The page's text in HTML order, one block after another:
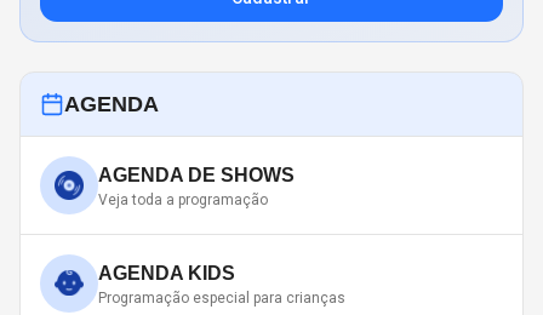
AGENDA
AGENDA DE SHOWS
Veja toda a programação
AGENDA KIDS
Programação especial para crianças